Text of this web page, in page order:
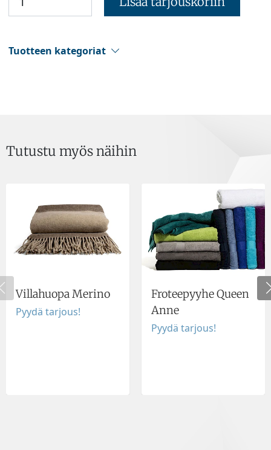
Tuotteen kategoriat
Tutustu myös näihin
Villahuopa Merino
Pyydä tarjous!
Froteepyyhe Queen
Anne
Pyydä tarjous!